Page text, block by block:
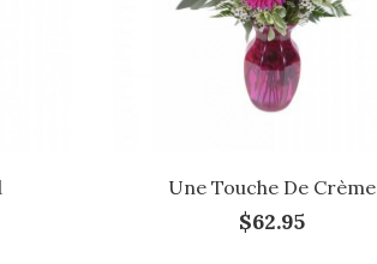
Une Touche De Crème
$62.95